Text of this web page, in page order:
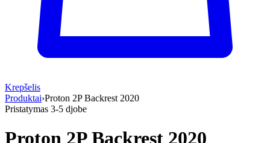
Krepšelis
Produktai›Proton 2P Backrest 2020
Pristatymas 3-5 djobe
Proton 2P Backrest 2020